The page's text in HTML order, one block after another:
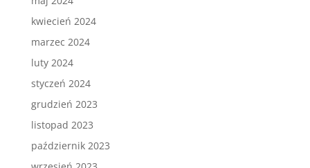
kwiecień 2024
marzec 2024
luty 2024
styczeń 2024
grudzień 2023
listopad 2023
październik 2023